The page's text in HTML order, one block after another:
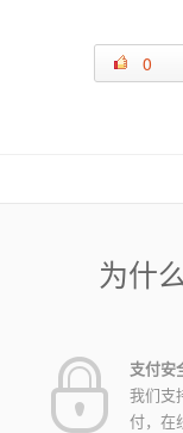
0
为什
支付安
我们支
付，在